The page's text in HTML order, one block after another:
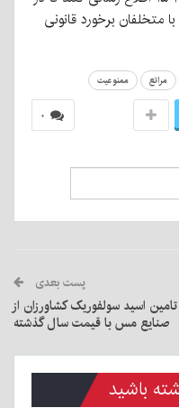
برخورد قانونی
مراتع ممنوعیت
۰
پست بعدی
تامین اسید سولفوریک کشاورزان از
صنایع مس با قیمت سال گذشته
باشید